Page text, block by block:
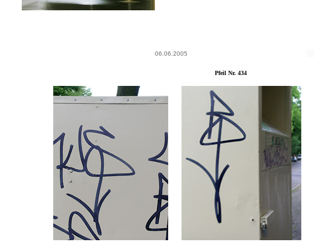
06.06.2005
Pfeil Nr. 434